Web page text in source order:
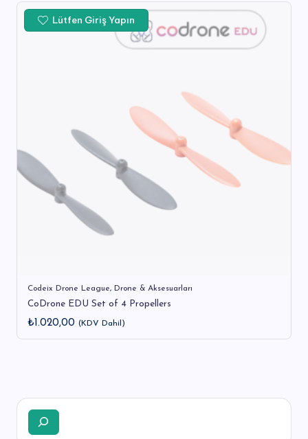
Lütfen Giriş Yapın
Codeix Drone League, Drone & Aksesuarları
CoDrone EDU Set of 4 Propellers
₺1.020,00 (KDV Dahil)
Ara